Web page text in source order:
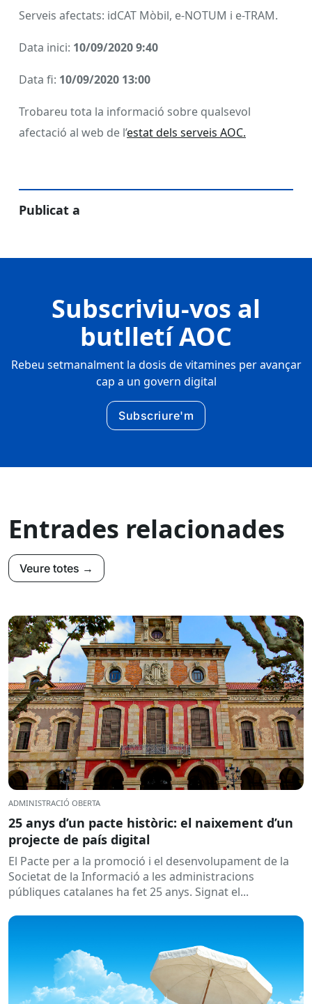
Serveis afectats: idCAT Mòbil, e-NOTUM i e-TRAM.
Data inici: 10/09/2020 9:40
Data fi: 10/09/2020 13:00
Trobareu tota la informació sobre qualsevol
afectació al web de l’estat dels serveis AOC.
Publicat a
Subscriviu-vos al
butlletí AOC
Rebeu setmanalment la dosis de vitamines per avançar
cap a un govern digital
Subscriure'm
Entrades relacionades
Veure totes →
ADMINISTRACIÓ OBERTA
25 anys d’un pacte històric: el naixement d’un
projecte de país digital
El Pacte per a la promoció i el desenvolupament de la
Societat de la Informació a les administracions
públiques catalanes ha fet 25 anys. Signat el...